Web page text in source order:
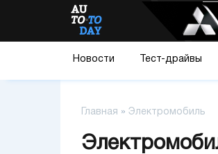
Новости Тест-драйвы
Главная » Электромобиль